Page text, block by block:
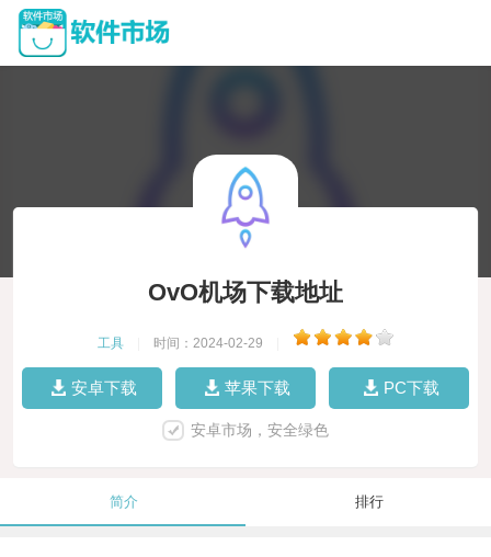
OvO机场下载地址
工具 时间：2024-02-29
安卓下载 苹果下载 PC下载
安卓市场，安全绿色
简介 排行